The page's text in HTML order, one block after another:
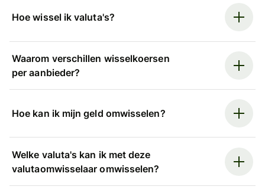
Hoe wissel ik valuta's?
Waarom verschillen wisselkoersen
per aanbieder?
Hoe kan ik mijn geld omwisselen?
Welke valuta's kan ik met deze
valutaomwisselaar omwisselen?